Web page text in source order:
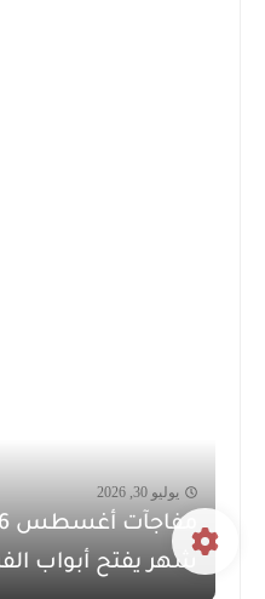
يوليو 30, 2026
شهر يفتح أبواب